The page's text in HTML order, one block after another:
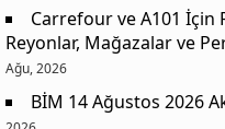
Carrefour ve A101 İçin
Reyonlar, Mağazalar ve
Ağu, 2026
BİM 14 Ağustos 2026